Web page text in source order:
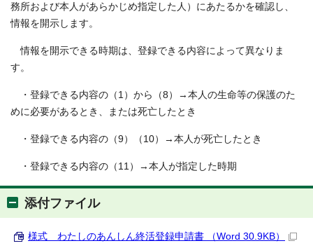
務所および本人があらかじめ指定した人）にあたるかを確認し、
情報を開示します。
情報を開示できる時期は、登録できる内容によって異なりま
す。
・登録できる内容の（1）から（8）→本人の生命等の保護のた
めに必要があるとき、または死亡したとき
・登録できる内容の（9）（10）→本人が死亡したとき
・登録できる内容の（11）→本人が指定した時期
添付ファイル
様式 わたしのあんしん終活登録申請書 （Word 30.9KB）